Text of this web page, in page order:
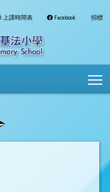
上課時間表 Facebook 招標